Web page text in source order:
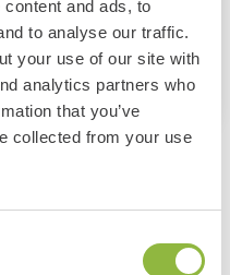
and ads, to
to analyse our traffic.
your use of our site with
analytics partners who
that you’ve
collected from your use